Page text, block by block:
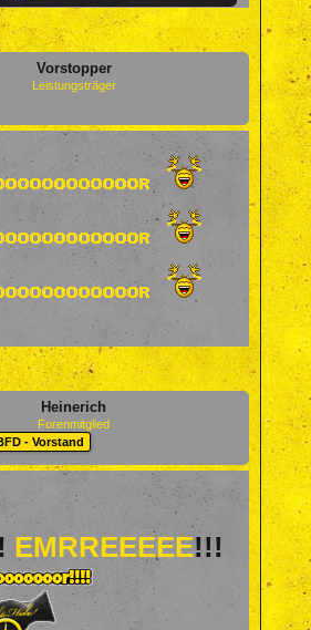
Vorstopper
Leistungsträger
Heinerich
Forenmitglied
- Vorstand
EMRREEEEE!!!